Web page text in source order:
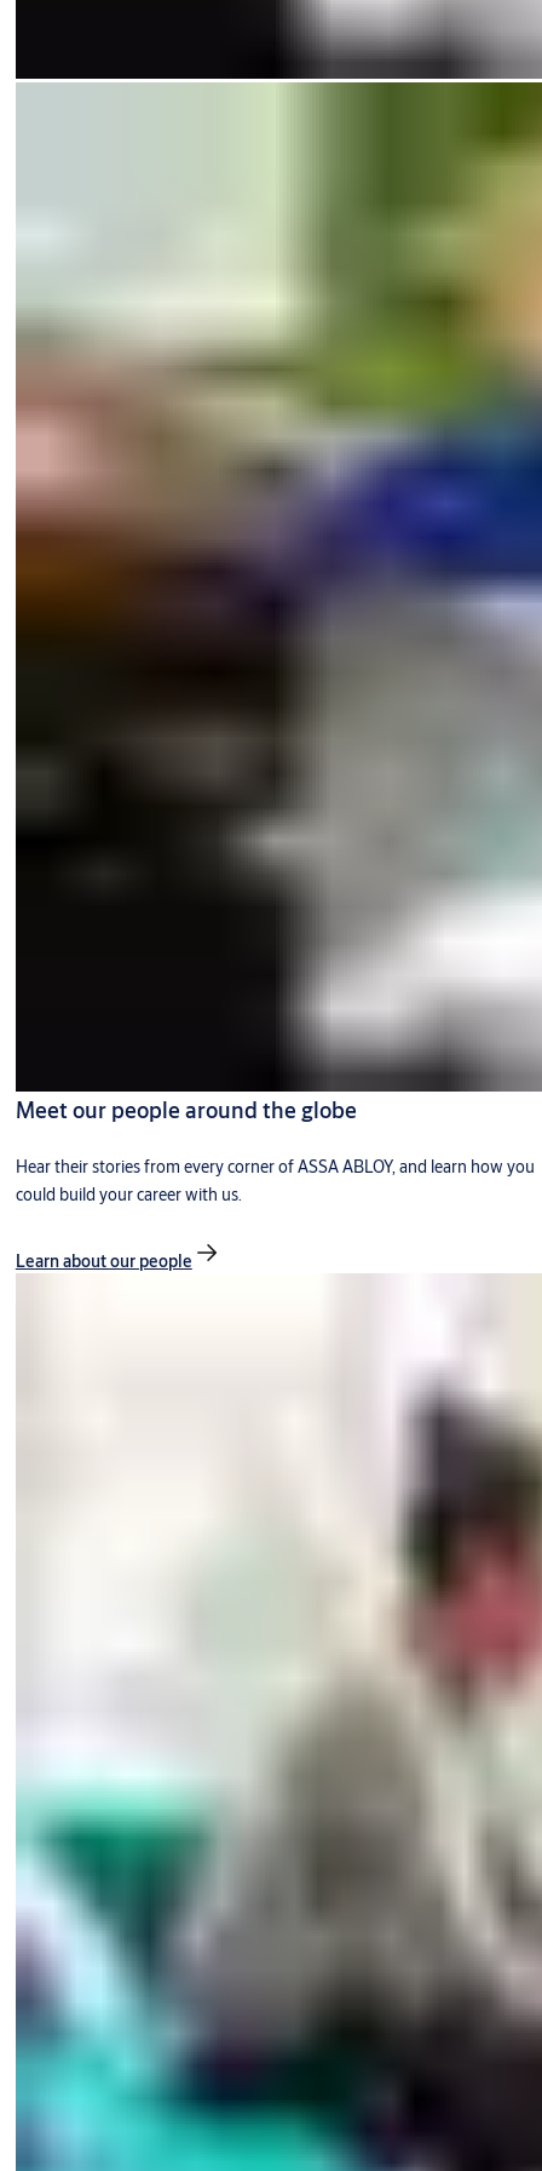
Meet our people around the globe
Hear their stories from every corner of ASSA ABLOY, and learn how you
could build your career with us.
Learn about our people